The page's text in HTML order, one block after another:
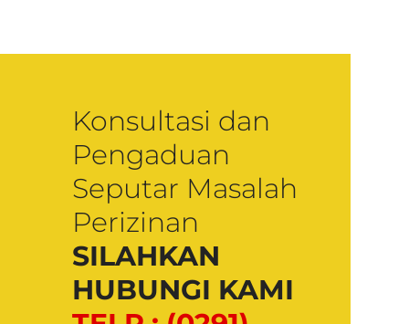
Konsultasi dan
Pengaduan
Seputar Masalah
Perizinan
SILAHKAN
HUBUNGI KAMI